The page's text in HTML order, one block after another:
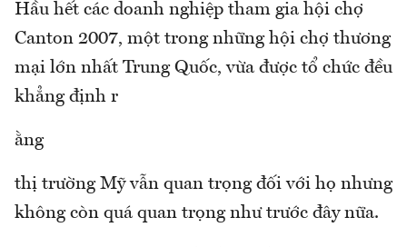
Hầu hết các doanh nghiệp tham gia hội chợ
Canton 2007, một trong những hội chợ thương
mại lớn nhất Trung Quốc, vừa được tổ chức đều
khẳng định r
ằng
thị trường Mỹ vẫn quan trọng đối với họ nhưng
không còn quá quan trọng như trước đây nữa.